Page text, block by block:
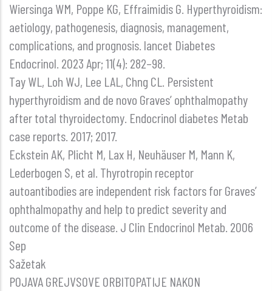
Wiersinga WM, Poppe KG, Effraimidis G. Hyperthyroidism:
aetiology, pathogenesis, diagnosis, management,
complications, and prognosis. lancet Diabetes
Endocrinol. 2023 Apr; 11(4): 282–98.
Tay WL, Loh WJ, Lee LAL, Chng CL. Persistent
hyperthyroidism and de novo Graves’ ophthalmopathy
after total thyroidectomy. Endocrinol diabetes Metab
case reports. 2017; 2017.
Eckstein AK, Plicht M, Lax H, Neuhäuser M, Mann K,
Lederbogen S, et al. Thyrotropin receptor
autoantibodies are independent risk factors for Graves’
ophthalmopathy and help to predict severity and
outcome of the disease. J Clin Endocrinol Metab. 2006
Sep
Sažetak
POJAVA GREJVSOVE ORBITOPATIJE NAKON